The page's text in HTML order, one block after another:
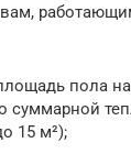
пола
суммарной
15 м²);